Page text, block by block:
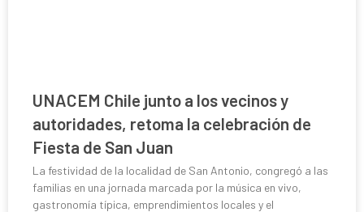
UNACEM Chile junto a los vecinos y
autoridades, retoma la celebración de
Fiesta de San Juan
La festividad de la localidad de San Antonio, congregó a las
familias en una jornada marcada por la música en vivo,
gastronomía típica, emprendimientos locales y el